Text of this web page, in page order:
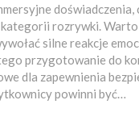
doświadczenia,
rozrywki. Warto
silne reakcje
przygotowanie do
dla zapewnienia
powinni być…